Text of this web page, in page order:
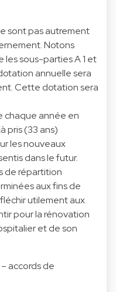
sont pas autrement
Notons
les sous-parties A 1 et
annuelle sera
Cette dotation sera
chaque année en
pris (33 ans)
les nouveaux
dans le futur.
de répartition
aux fins de
utilement aux
pour la rénovation
et de son
accords de